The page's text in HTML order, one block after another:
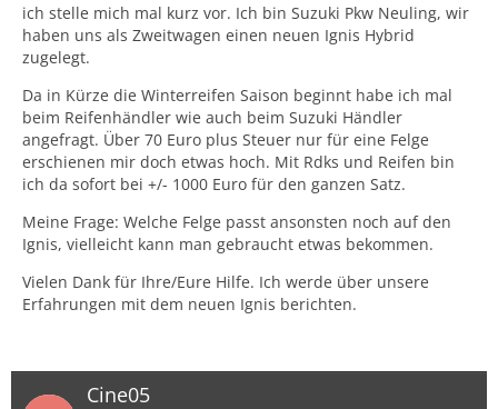
ich stelle mich mal kurz vor. Ich bin Suzuki Pkw Neuling, wir
haben uns als Zweitwagen einen neuen Ignis Hybrid
zugelegt.
Da in Kürze die Winterreifen Saison beginnt habe ich mal
beim Reifenhändler wie auch beim Suzuki Händler
angefragt. Über 70 Euro plus Steuer nur für eine Felge
erschienen mir doch etwas hoch. Mit Rdks und Reifen bin
ich da sofort bei +/- 1000 Euro für den ganzen Satz.
Meine Frage: Welche Felge passt ansonsten noch auf den
Ignis, vielleicht kann man gebraucht etwas bekommen.
Vielen Dank für Ihre/Eure Hilfe. Ich werde über unsere
Erfahrungen mit dem neuen Ignis berichten.
Cine05